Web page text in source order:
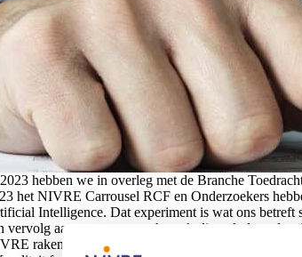
hebben we in overleg met de Branche
het NIVRE Carrousel RCF en Onderzoekers
Intelligence. Dat experiment is wat ons betreft
vervolg aan te geven met thema’s die ook de
raken. Eind 2023 hebben we een jaarplan